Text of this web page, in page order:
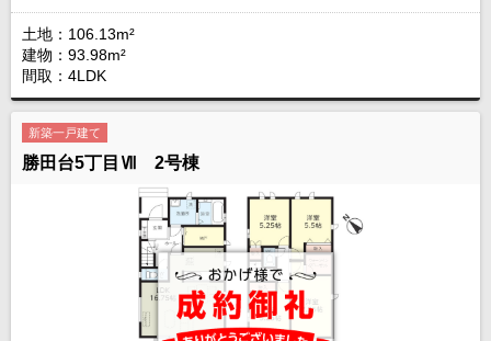
土地：106.13m²
建物：93.98m²
間取：4LDK
新築一戸建て
勝田台5丁目Ⅶ 2号棟